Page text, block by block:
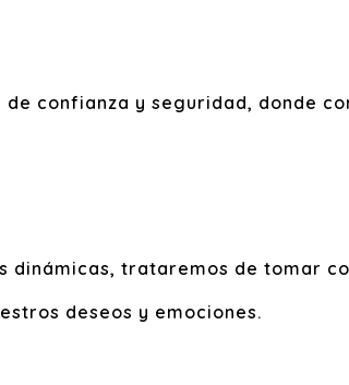
confianza y seguridad, donde
trataremos de tomar
deseos y emociones.